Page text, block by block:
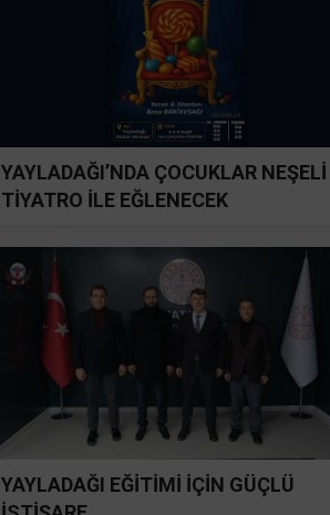
YAYLADAĞI’NDA ÇOCUKLAR NEŞELİ
TİYATRO İLE EĞLENECEK
YAYLADAĞI EĞİTİMİ İÇİN GÜÇLÜ